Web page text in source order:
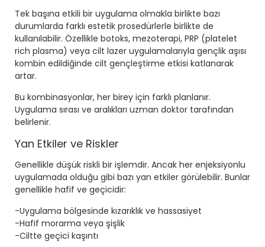
Tek başına etkili bir uygulama olmakla birlikte bazı
durumlarda farklı estetik prosedürlerle birlikte de
kullanılabilir. Özellikle botoks, mezoterapi, PRP (platelet
rich plasma) veya cilt lazer uygulamalarıyla gençlik aşısı
kombin edildiğinde cilt gençleştirme etkisi katlanarak
artar.
Bu kombinasyonlar, her birey için farklı planlanır.
Uygulama sırası ve aralıkları uzman doktor tarafından
belirlenir.
Yan Etkiler ve Riskler
Genellikle düşük riskli bir işlemdir. Ancak her enjeksiyonlu
uygulamada olduğu gibi bazı yan etkiler görülebilir. Bunlar
genellikle hafif ve geçicidir:
-Uygulama bölgesinde kızarıklık ve hassasiyet
-Hafif morarma veya şişlik
-Ciltte geçici kaşıntı